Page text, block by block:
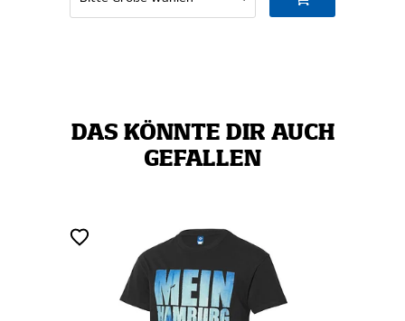
DAS KÖNNTE DIR AUCH
GEFALLEN